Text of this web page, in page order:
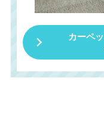
カーペ